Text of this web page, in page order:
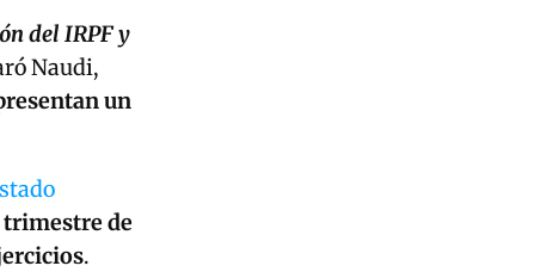
del IRPF y
Naudi,
un
trimestre de
.